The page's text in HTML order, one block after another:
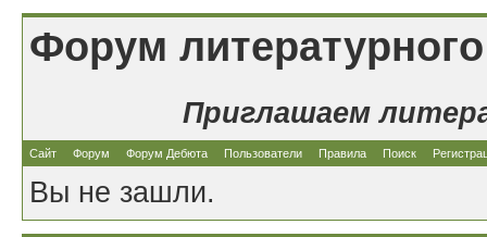
Форум
Приглашаем
Сайт Форум Форум Дебюта Пользователи Правила Поиск
Вы не зашли.